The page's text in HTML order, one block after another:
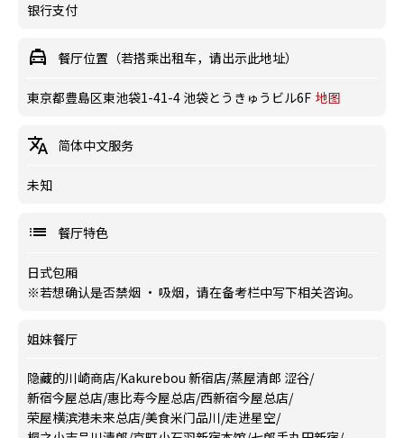
银行支付
餐厅位置（若搭乘出租车，请出示此地址）
東京都豊島区東池袋1-41-4 池袋とうきゅうビル6F 地图
简体中文服务
未知
餐厅特色
日式包厢
※若想确认是否禁烟 · 吸烟，请在备考栏中写下相关咨询。
姐妹餐厅
隐藏的川崎商店/Kakurebou 新宿店/蒸屋清郎 涩谷/
新宿今屋总店/惠比寿今屋总店/西新宿今屋总店/
荣屋横滨港未来总店/美食米门品川/走进星空/